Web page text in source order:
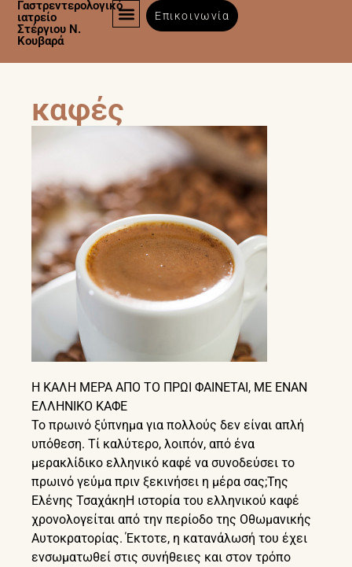
Γαστρεντερολογικό
ιατρείο
Στέργιου Ν.
Κουβαρά
Επικοινωνία
καφές
Η ΚΑΛΗ ΜΕΡΑ ΑΠΟ ΤΟ ΠΡΩΙ ΦΑΙΝΕΤΑΙ, ΜΕ ΕΝΑΝ
ΕΛΛΗΝΙΚΟ ΚΑΦΕ
Το πρωινό ξύπνημα για πολλούς δεν είναι απλή
υπόθεση. Τί καλύτερο, λοιπόν, από ένα
μερακλίδικο ελληνικό καφέ να συνοδεύσει το
πρωινό γεύμα πριν ξεκινήσει η μέρα σας;Της
Ελένης ΤσαχάκηΗ ιστορία του ελληνικού καφέ
χρονολογείται από την περίοδο της Οθωμανικής
Αυτοκρατορίας. Έκτοτε, η κατανάλωσή του έχει
ενσωματωθεί στις συνήθειες και στον τρόπο